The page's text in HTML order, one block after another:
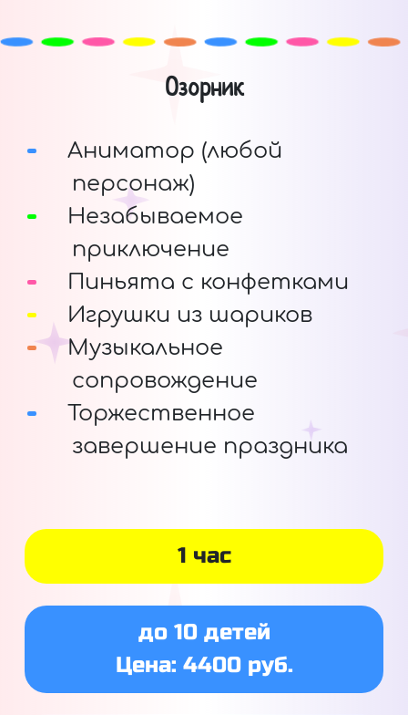
Озорник
Аниматор (любой
персонаж)
Незабываемое
приключение
Пиньята с конфетками
Игрушки из шариков
Музыкальное
сопровождение
Торжественное
завершение праздника
1 час
до 10 детей
Цена: 4400 руб.